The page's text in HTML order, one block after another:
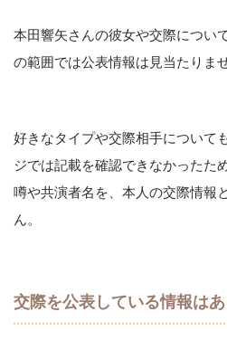
本田響矢さんの彼女や交際につい
の範囲では公表情報は見当たりま
好きなタイプや交際相手について
ジでは記載を確認できなかったた
噂や共演者名を、本人の交際情報
ん。
交際を公表している情報はあ